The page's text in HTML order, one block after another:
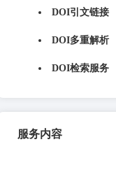
DOI引文链接
DOI多重解析
DOI检索服务
服务内容